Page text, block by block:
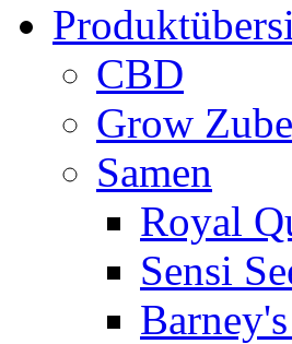
CBD
Grow
Samen
Royal
Sensi